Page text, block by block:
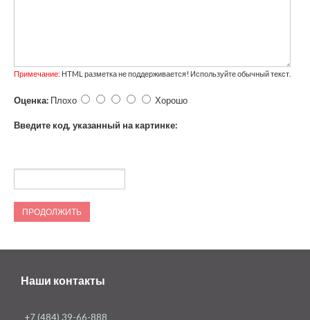
Примечание: HTML разметка не поддерживается! Используйте обычный текст.
Оценка: Плохо Хорошо
Введите код, указанный на картинке:
ПРОДОЛЖИТЬ
Наши контакты
+7 (484) 39-66-888